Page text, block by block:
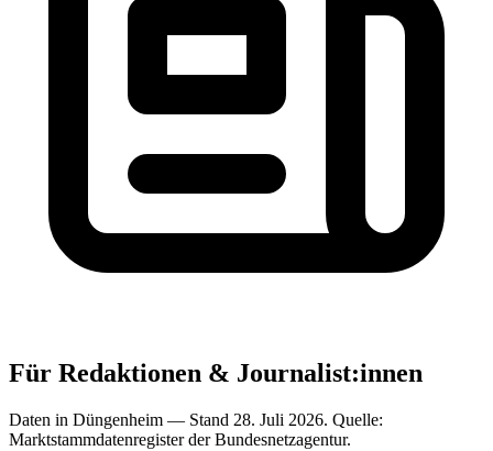
Für Redaktionen & Journalist:innen
Daten in Düngenheim — Stand 28. Juli 2026. Quelle:
Marktstammdatenregister der Bundesnetzagentur.